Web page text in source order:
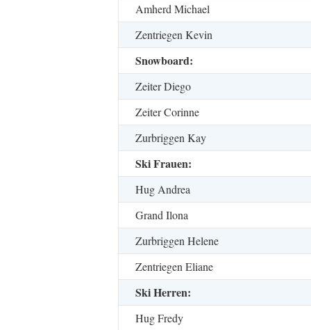
Amherd Michael
Zentriegen Kevin
Snowboard:
Zeiter Diego
Zeiter Corinne
Zurbriggen Kay
Ski Frauen:
Hug Andrea
Grand Ilona
Zurbriggen Helene
Zentriegen Eliane
Ski Herren:
Hug Fredy